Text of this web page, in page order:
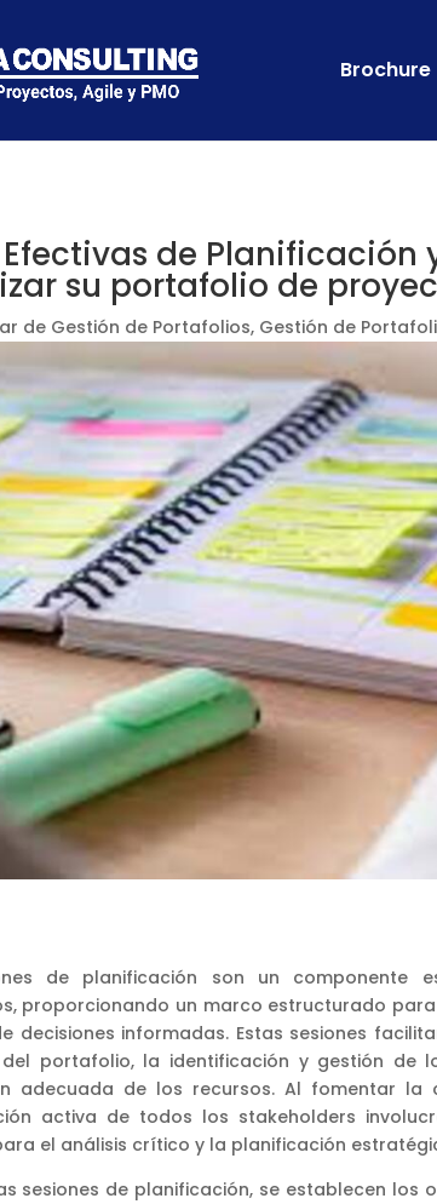
Brochure
de Planificación
su portafolio de
de Gestión de Portafolios, Gestión de
de planificación son un componente
proporcionando un marco estructurado
decisiones informadas. Estas sesiones
del portafolio, la identificación y gestión de
adecuada de los recursos. Al fomentar la
activa de todos los stakeholders
el análisis crítico y la planificación
sesiones de planificación, se establecen los